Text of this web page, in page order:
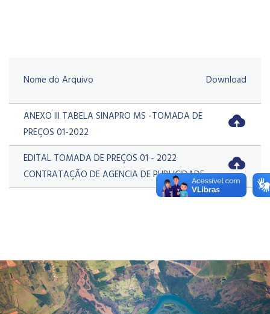
Nome do Arquivo Download
ANEXO III TABELA SINAPRO MS -TOMADA DE
PREÇOS 01-2022
EDITAL TOMADA DE PREÇOS 01 - 2022
CONTRATAÇÃO DE AGENCIA DE PUBLICIDADE